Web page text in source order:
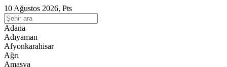
10 Ağustos 2026, Pts
Adana
Adıyaman
Afyonkarahisar
Ağrı
Amasya